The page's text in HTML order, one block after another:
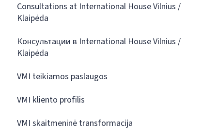
Consultations at International House Vilnius /
Klaipėda
Консультации в International House Vilnius /
Klaipėda
VMI teikiamos paslaugos
VMI kliento profilis
VMI skaitmeninė transformacija